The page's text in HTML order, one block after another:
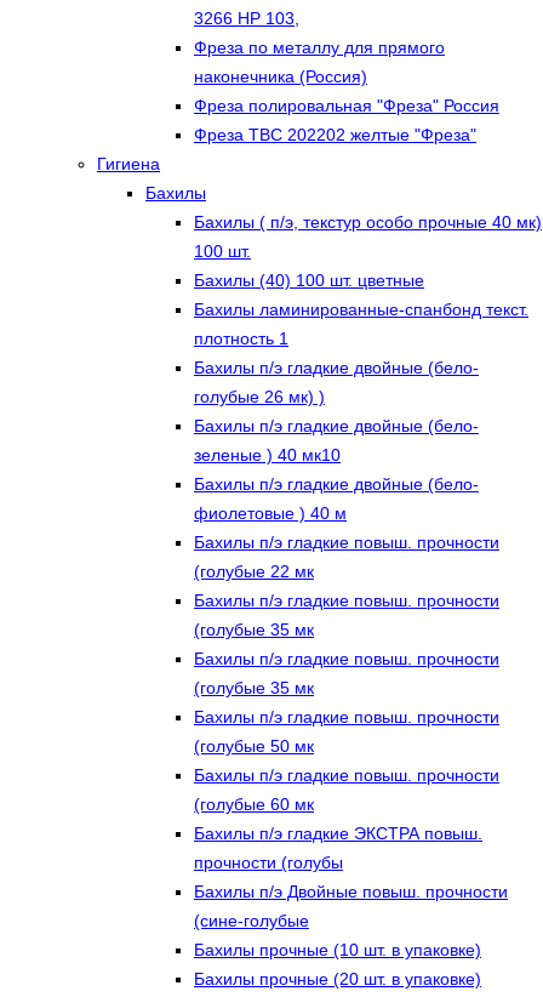
3266 HP 103,
Фреза по металлу для прямого
наконечника (Россия)
Фреза полировальная "Фреза" Россия
Фреза ТВС 202202 желтые "Фреза"
Гигиена
Бахилы
Бахилы ( п/э, текстур особо прочные 40 мк)
100 шт.
Бахилы (40) 100 шт. цветные
Бахилы ламинированные-спанбонд текст.
плотность 1
Бахилы п/э гладкие двойные (бело-
голубые 26 мк) )
Бахилы п/э гладкие двойные (бело-
зеленые ) 40 мк10
Бахилы п/э гладкие двойные (бело-
фиолетовые ) 40 м
Бахилы п/э гладкие повыш. прочности
(голубые 22 мк
Бахилы п/э гладкие повыш. прочности
(голубые 35 мк
Бахилы п/э гладкие повыш. прочности
(голубые 35 мк
Бахилы п/э гладкие повыш. прочности
(голубые 50 мк
Бахилы п/э гладкие повыш. прочности
(голубые 60 мк
Бахилы п/э гладкие ЭКСТРА повыш.
прочности (голубы
Бахилы п/э Двойные повыш. прочности
(сине-голубые
Бахилы прочные (10 шт. в упаковке)
Бахилы прочные (20 шт. в упаковке)